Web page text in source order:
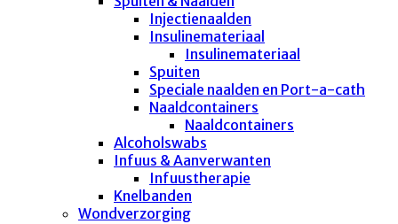
Injectienaalden
Insulinemateriaal
Insulinemateriaal
Spuiten
Speciale naalden en Port-a-cath
Naaldcontainers
Naaldcontainers
Alcoholswabs
Infuus & Aanverwanten
Infuustherapie
Knelbanden
Wondverzorging